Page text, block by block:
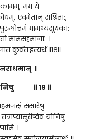
कामम्, मम ये
एवमेतान् संश्रिता:,
मामभ्यसूयका:
मामसहमाना: ।
कुर्वत इत्यर्थ:॥१८॥
।
योनिषु ॥ १९ ॥
संसारेषु
योनिषु
।